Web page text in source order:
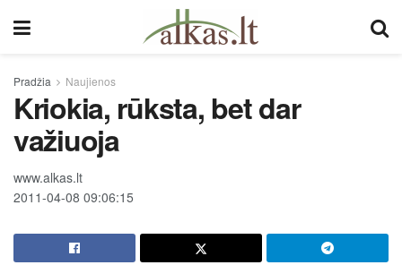
Pradžia Naujienos
Kriokia, rūksta, bet dar
važiuoja
www.alkas.lt
2011-04-08 09:06:15